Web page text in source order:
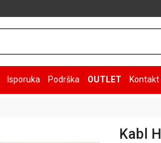
Isporuka Podrška OUTLET Kontakt
Kabl